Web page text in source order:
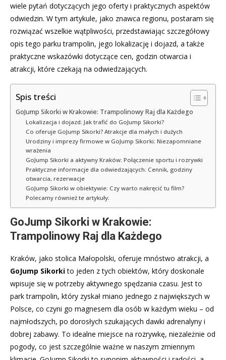
wiele pytań dotyczących jego oferty i praktycznych aspektów
odwiedzin. W tym artykule, jako znawca regionu, postaram się
rozwiązać wszelkie wątpliwości, przedstawiając szczegółowy
opis tego parku trampolin, jego lokalizację i dojazd, a także
praktyczne wskazówki dotyczące cen, godzin otwarcia i
atrakcji, które czekają na odwiedzających.
Spis treści
GoJump Sikorki w Krakowie: Trampolinowy Raj dla Każdego
Lokalizacja i dojazd: Jak trafić do GoJump Sikorki?
Co oferuje GoJump Sikorki? Atrakcje dla małych i dużych
Urodziny i imprezy firmowe w GoJump Sikorki: Niezapomniane
wrażenia
GoJump Sikorki a aktywny Kraków: Połączenie sportu i rozrywki
Praktyczne informacje dla odwiedzających: Cennik, godziny
otwarcia, rezerwacje
GoJump Sikorki w obiektywie: Czy warto nakręcić tu film?
Polecamy również te artykuły:
GoJump Sikorki w Krakowie:
Trampolinowy Raj dla Każdego
Kraków, jako stolica Małopolski, oferuje mnóstwo atrakcji, a
GoJump Sikorkito jeden z tych obiektów, który doskonale
wpisuje się w potrzeby aktywnego spędzania czasu. Jest to
park trampolin, który zyskał miano jednego z największych w
Polsce, co czyni go magnesem dla osób w każdym wieku – od
najmłodszych, po dorosłych szukających dawki adrenalyny i
dobrej zabawy. To idealne miejsce na rozrywkę, niezależnie od
pogody, co jest szczególnie ważne w naszym zmiennym